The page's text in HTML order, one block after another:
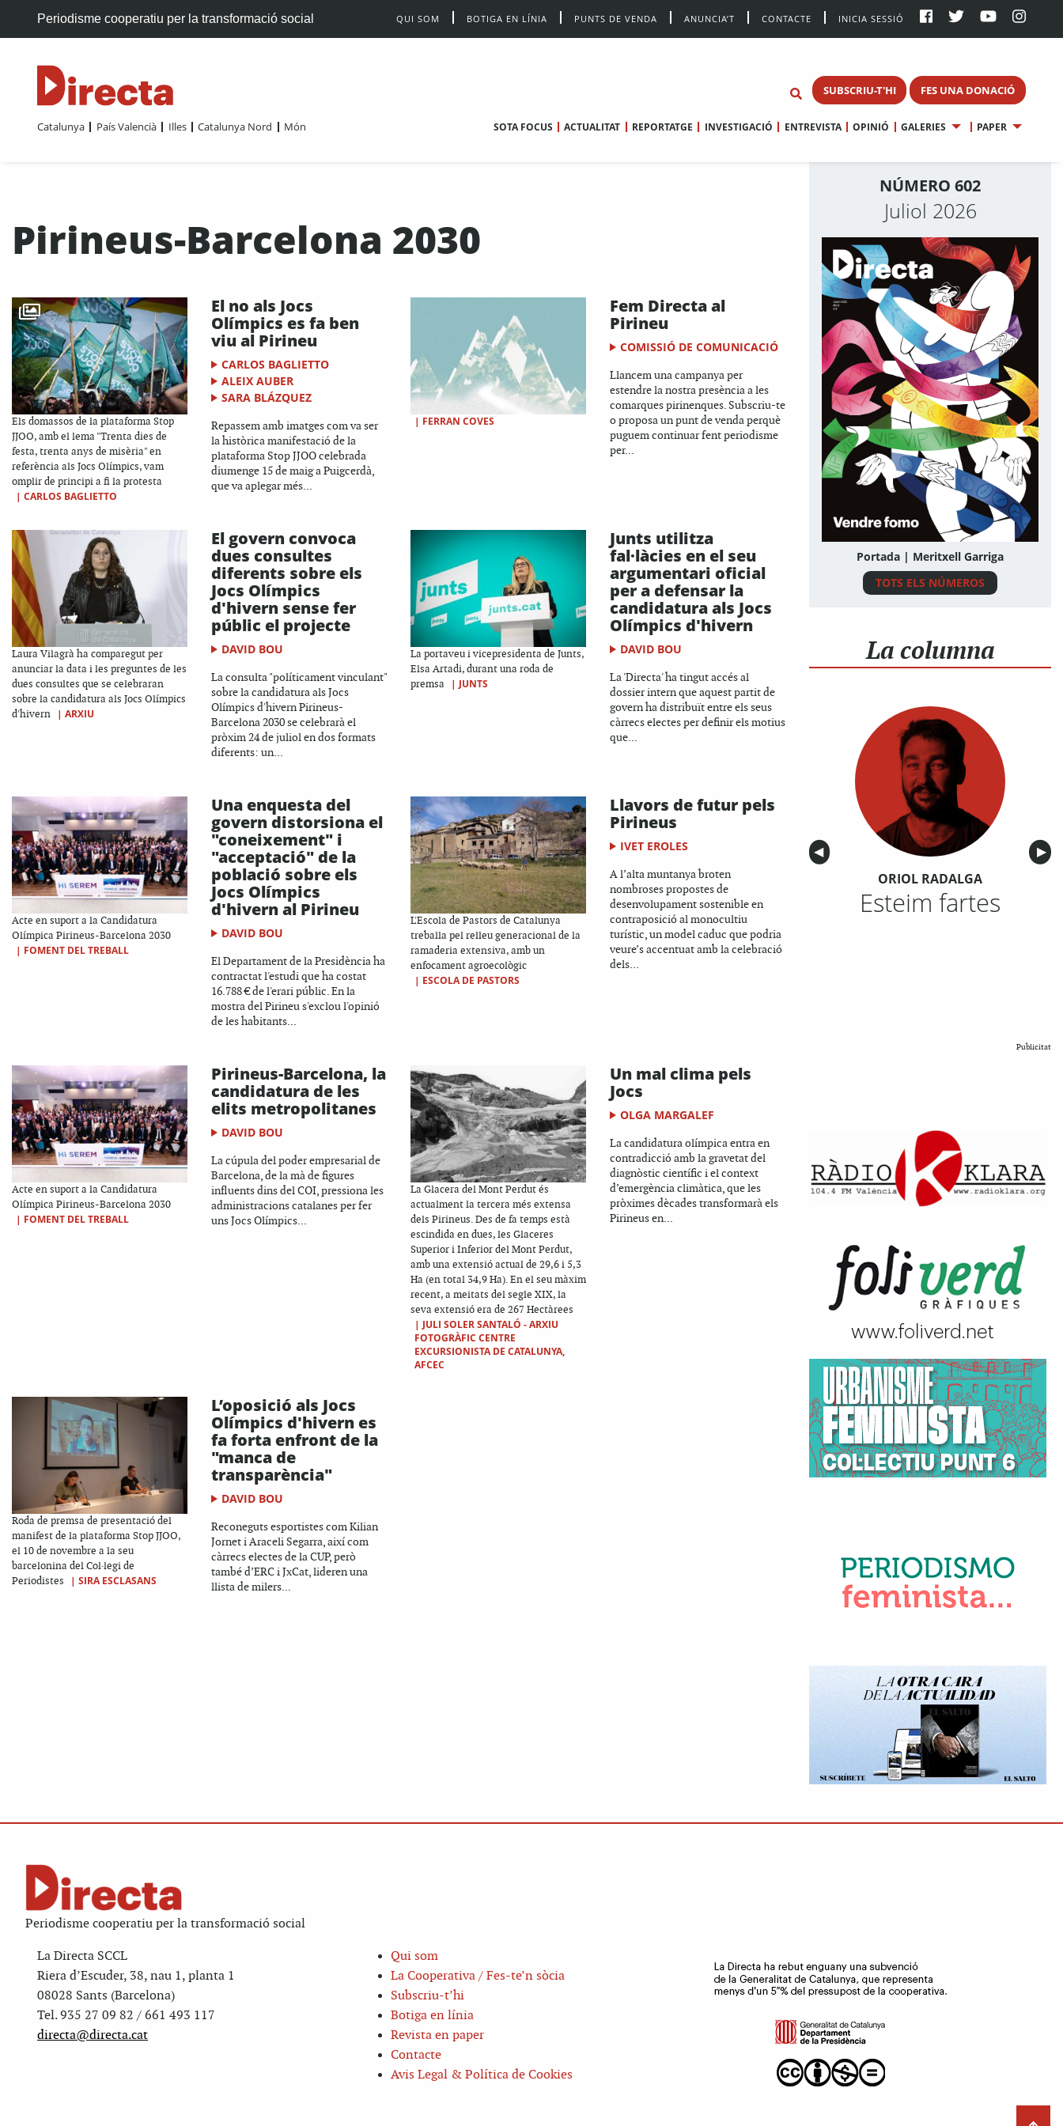
Periodisme cooperatiu per la transformació social QUI SOM BOTIGA EN LÍNIA PUNTS DE VENDA ANUNCIA’T CONTACTE INICIA SESSIÓ
SUBSCRIU-T'HI FES UNA DONACIÓ
Catalunya País Valencià Illes Catalunya Nord Món SOTA FOCUS ACTUALITAT REPORTATGE INVESTIGACIÓ ENTREVISTA OPINIÓ GALERIES PAPER
Pirineus-Barcelona 2030
Els domassos de la plataforma Stop
JJOO, amb el lema "Trenta dies de
festa, trenta anys de misèria" en
referència als Jocs Olímpics, vam
omplir de principi a fi la protesta
| CARLOS BAGLIETTO
El no als Jocs
Olímpics es fa ben
viu al Pirineu
CARLOS BAGLIETTO
ALEIX AUBER
SARA BLÁZQUEZ
Repassem amb imatges com va ser
la històrica manifestació de la
plataforma Stop JJOO celebrada
diumenge 15 de maig a Puigcerdà,
que va aplegar més...
| FERRAN COVES
Fem Directa al
Pirineu
COMISSIÓ DE COMUNICACIÓ
Llancem una campanya per
estendre la nostra presència a les
comarques pirinenques. Subscriu-te
o proposa un punt de venda perquè
puguem continuar fent periodisme
per...
Laura Vilagrà ha comparegut per
anunciar la data i les preguntes de les
dues consultes que se celebraran
sobre la candidatura als Jocs Olímpics
d'hivern
| ARXIU
El govern convoca
dues consultes
diferents sobre els
Jocs Olímpics
d'hivern sense fer
públic el projecte
DAVID BOU
La consulta "políticament vinculant"
sobre la candidatura als Jocs
Olímpics d'hivern Pirineus-
Barcelona 2030 se celebrarà el
pròxim 24 de juliol en dos formats
diferents: un...
La portaveu i vicepresidenta de Junts,
Elsa Artadi, durant una roda de
premsa
| JUNTS
Junts utilitza
fal·làcies en el seu
argumentari oficial
per a defensar la
candidatura als Jocs
Olímpics d'hivern
DAVID BOU
La 'Directa' ha tingut accés al
dossier intern que aquest partit de
govern ha distribuït entre els seus
càrrecs electes per definir els motius
que...
Acte en suport a la Candidatura
Olímpica Pirineus-Barcelona 2030
| FOMENT DEL TREBALL
Una enquesta del
govern distorsiona el
"coneixement" i
"acceptació" de la
població sobre els
Jocs Olímpics
d'hivern al Pirineu
DAVID BOU
El Departament de la Presidència ha
contractat l'estudi que ha costat
16.788 € de l'erari públic. En la
mostra del Pirineu s'exclou l'opinió
de les habitants...
L'Escola de Pastors de Catalunya
treballa pel relleu generacional de la
ramaderia extensiva, amb un
enfocament agroecològic
| ESCOLA DE PASTORS
Llavors de futur pels
Pirineus
IVET EROLES
A l’alta muntanya broten
nombroses propostes de
desenvolupament sostenible en
contraposició al monocultiu
turístic, un model caduc que podria
veure’s accentuat amb la celebració
dels...
Acte en suport a la Candidatura
Olímpica Pirineus-Barcelona 2030
| FOMENT DEL TREBALL
Pirineus-Barcelona, la
candidatura de les
elits metropolitanes
DAVID BOU
La cúpula del poder empresarial de
Barcelona, de la mà de figures
influents dins del COI, pressiona les
administracions catalanes per fer
uns Jocs Olímpics...
La Glacera del Mont Perdut és
actualment la tercera més extensa
dels Pirineus. Des de fa temps està
escindida en dues, les Glaceres
Superior i Inferior del Mont Perdut,
amb una extensió actual de 29,6 i 5,3
Ha (en total 34,9 Ha). En el seu màxim
recent, a meitats del segle XIX, la
seva extensió era de 267 Hectàrees
| JULI SOLER SANTALÓ - ARXIU
FOTOGRÀFIC CENTRE
EXCURSIONISTA DE CATALUNYA,
AFCEC
Un mal clima pels
Jocs
OLGA MARGALEF
La candidatura olímpica entra en
contradicció amb la gravetat del
diagnòstic científic i el context
d’emergència climàtica, que les
pròximes dècades transformarà els
Pirineus en...
Roda de premsa de presentació del
manifest de la plataforma Stop JJOO,
el 10 de novembre a la seu
barcelonina del Col·legi de
Periodistes
| SIRA ESCLASANS
L’oposició als Jocs
Olímpics d'hivern es
fa forta enfront de la
"manca de
transparència"
DAVID BOU
Reconeguts esportistes com Kilian
Jornet i Araceli Segarra, així com
càrrecs electes de la CUP, però
també d’ERC i JxCat, lideren una
llista de milers...
NÚMERO 602
Juliol 2026
Portada | Meritxell Garriga
TOTS ELS NÚMEROS
La columna
Anterior
◀︎ ▶︎
ORIOL RADALGA
Esteim fartes
Publicitat
Periodisme cooperatiu per la transformació social
La Directa SCCL
Riera d’Escuder, 38, nau 1, planta 1
08028 Sants (Barcelona)
Tel. 935 27 09 82 / 661 493 117
directa@directa.cat
Qui som
La Cooperativa / Fes-te’n sòcia
Subscriu-t’hi
Botiga en línia
Revista en paper
Contacte
Avis Legal & Política de Cookies